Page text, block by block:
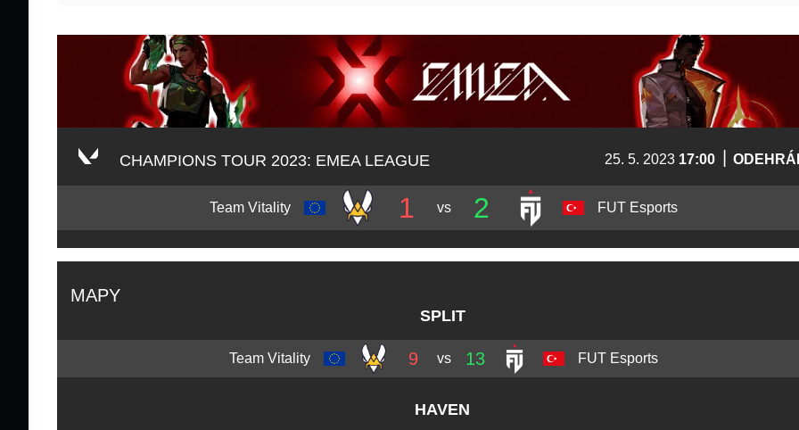
CHAMPIONS TOUR 2023: EMEA LEAGUE 25. 5. 2023 17:00
Team Vitality 1 vs 2 FUT Esports
MAPY
SPLIT
Team Vitality 9 vs 13 FUT Esports
HAVEN